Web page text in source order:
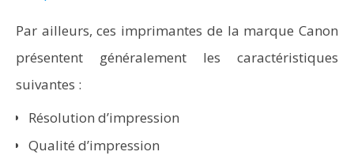
Par ailleurs, ces imprimantes de la marque Canon
présentent généralement les caractéristiques
suivantes :
Résolution d’impression
Qualité d’impression